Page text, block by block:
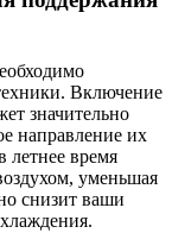
Включение
значительно
направление их
летнее время
уменьшая
снизит ваши